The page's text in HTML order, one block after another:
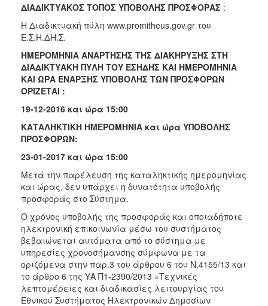
ΔΙΑΔΙΚΤΥΑΚΟΣ ΤΟΠΟΣ ΥΠΟΒΟΛΗΣ ΠΡΟΣΦΟΡΑΣ :
Η Διαδικτυακή πύλη www.promitheus.gov.gr του
Ε.Σ.Η.ΔΗ.Σ.
ΗΜΕΡΟΜΗΝΙΑ ΑΝΑΡΤΗΣΗΣ ΤΗΣ ΔΙΑΚΗΡΥΞΗΣ ΣΤΗ
ΔΙΑΔΙΚΤΥΑΚΗ ΠΥΛΗ ΤΟΥ ΕΣΗΔΗΣ ΚΑΙ ΗΜΕΡΟΜΗΝΙΑ
ΚΑΙ ΩΡΑ ΕΝΑΡΞΗΣ ΥΠΟΒΟΛΗΣ ΤΩΝ ΠΡΟΣΦΟΡΩΝ
ΟΡΙΖΕΤΑΙ :
19-12-2016 και ώρα 15:00
ΚΑΤΑΛΗΚΤΙΚΗ ΗΜΕΡΟΜΗΝΙΑ και ώρα ΥΠΟΒΟΛΗΣ
ΠΡΟΣΦΟΡΩΝ:
23-01-2017 και ώρα 15:00
Μετά την παρέλευση της καταληκτικής ημερομηνίας
και ώρας, δεν υπάρχει η δυνατότητα υποβολής
προσφοράς στο Σύστημα.
Ο χρόνος υποβολής της προσφοράς και οποιαδήποτε
ηλεκτρονική επικοινωνία μέσω του συστήματος
βεβαιώνεται αυτόματα από το σύστημα με
υπηρεσίες χρονοσήμανσης σύμφωνα με τα
οριζόμενα στην παρ.3 του άρθρου 6 του Ν.4155/13 και
το άρθρο 6 της ΥΑ Π1-2390/2013 «Τεχνικές
λεπτομέρειες και διαδικασίες λειτουργίας του
Εθνικού Συστήματος Ηλεκτρονικών Δημοσίων